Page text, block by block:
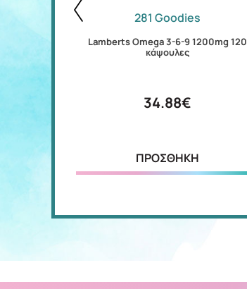
281 Goodies
Lamberts Omega 3-6-9 1200mg 120
κάψουλες
34.88€
ΠΡΟΣΘΗΚΗ